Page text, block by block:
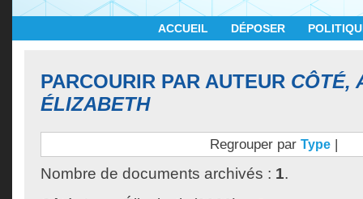
ACCUEIL DÉPOSER
PARCOURIR PAR AUTEUR CÔTÉ,
ÉLIZABETH
Regrouper par Type |
Nombre de documents archivés : 1.